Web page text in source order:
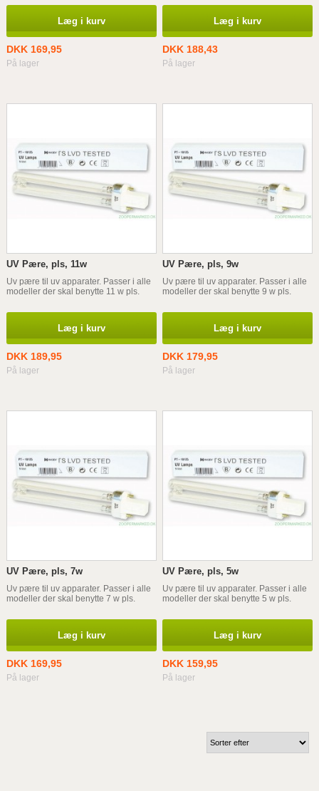
Læg i kurv
DKK 169,95
På lager
Læg i kurv
DKK 188,43
På lager
UV Pære, pls, 11w
Uv pære til uv apparater. Passer i alle
modeller der skal benytte 11 w pls.
Læg i kurv
DKK 189,95
På lager
UV Pære, pls, 9w
Uv pære til uv apparater. Passer i alle
modeller der skal benytte 9 w pls.
Læg i kurv
DKK 179,95
På lager
UV Pære, pls, 7w
Uv pære til uv apparater. Passer i alle
modeller der skal benytte 7 w pls.
Læg i kurv
DKK 169,95
På lager
UV Pære, pls, 5w
Uv pære til uv apparater. Passer i alle
modeller der skal benytte 5 w pls.
Læg i kurv
DKK 159,95
På lager